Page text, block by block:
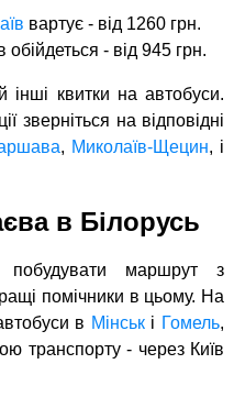
вартує - від 1260 грн.
- від 945 грн.
квитки на автобуси.
зверніться на відповідні
, Миколаїв-Щецин, і
в Білорусь
маршрут з
помічники в цьому. На
в Мінські Гомель,
транспорту - через Київ